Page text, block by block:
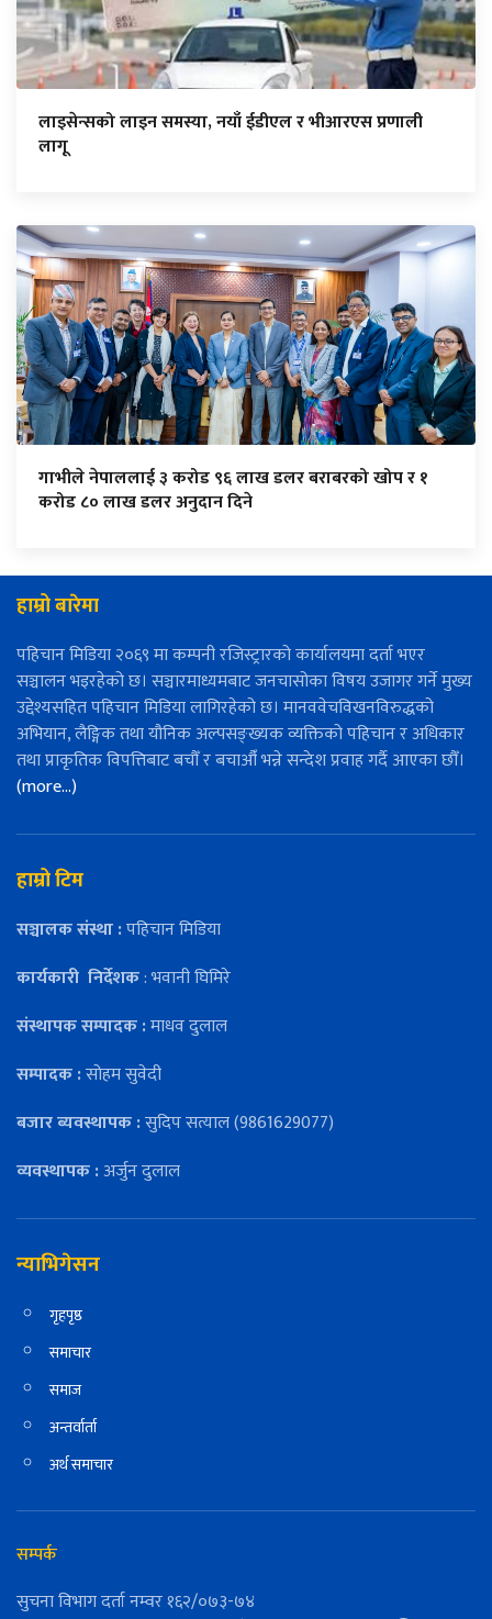
लाइसेन्सको लाइन समस्या, नयाँ ईडीएल र भीआरएस प्रणाली
लागू
गाभीले नेपाललाई ३ करोड ९६ लाख डलर बराबरको खोप र १
करोड ८० लाख डलर अनुदान दिने
हाम्रो बारेमा
पहिचान मिडिया २०६९ मा कम्पनी रजिस्ट्रारको कार्यालयमा दर्ता भएर
सञ्चालन भइरहेको छ। सञ्चारमाध्यमबाट जनचासोका विषय उजागर गर्ने मुख्य
उद्देश्यसहित पहिचान मिडिया लागिरहेको छ। मानववेचविखनविरुद्धको
अभियान, लैङ्गिक तथा यौनिक अल्पसङ्ख्यक व्यक्तिको पहिचान र अधिकार
तथा प्राकृतिक विपत्तिबाट बचौँ र बचाऔँ भन्ने सन्देश प्रवाह गर्दै आएका छौँ।
(more…)
हाम्रो टिम
सञ्चालक संस्था :पहिचान मिडिया
कार्यकारी निर्देशक: भवानी घिमिरे
संस्थापक सम्पादक :माधव दुलाल
सम्पादक :सोहम सुवेदी
बजार ब्यवस्थापक :सुदिप सत्याल (9861629077)
व्यवस्थापक :अर्जुन दुलाल
न्याभिगेसन
गृहपृष्ठ
समाचार
समाज
अन्तर्वार्ता
अर्थ समाचार
सम्पर्क
सुचना विभाग दर्ता नम्वर १६२/०७३-७४